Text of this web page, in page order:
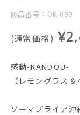
商品番号：OK-030
(通常価格)
感動-KANDOU-
（レモングラス
ソーマプライア